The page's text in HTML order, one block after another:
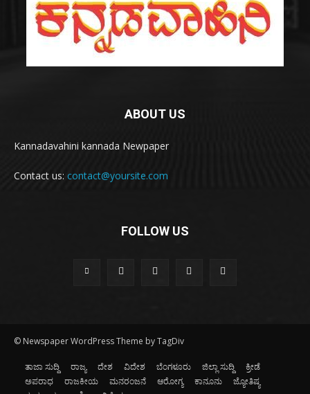
ABOUT US
Kannadavahini kannada Newpaper
Contact us: contact@yoursite.com
FOLLOW US
© Newspaper WordPress Theme by TagDiv
ತಾಜಾ ಸುದ್ದಿ ರಾಜ್ಯ ದೇಶ ವಿದೇಶ ಬೆಂಗಳೂರು ಜಿಲ್ಲಾ ಸುದ್ದಿ
ಕ್ರೀಡೆ
ಅಪರಾಧ
ರಾಜಕೀಯ ಮನರಂಜನೆ ಆರೋಗ್ಯ ಕಾನೂನು
ಜ್ಯೋತಿಷ್ಯ